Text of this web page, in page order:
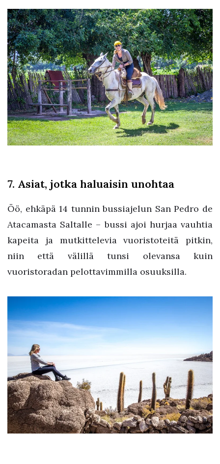
7. Asiat, jotka haluaisin unohtaa
Öö, ehkäpä 14 tunnin bussiajelun San Pedro de
Atacamasta Saltalle – bussi ajoi hurjaa vauhtia
kapeita ja mutkittelevia vuoristoteitä pitkin,
niin että välillä tunsi olevansa kuin
vuoristoradan pelottavimmilla osuuksilla.